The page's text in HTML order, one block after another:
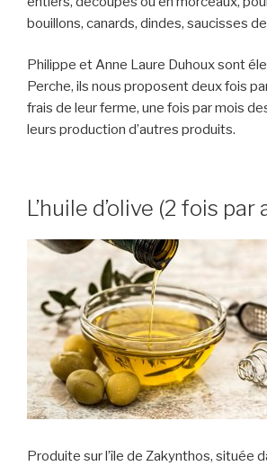
bouillons, canards, dindes, saucisses
Philippe et Anne Laure Duhoux sont
Perche, ils nous proposent deux fois
frais de leur ferme, une fois par mois
leurs production d’autres produits.
L’huile d’olive (2 fois par
Produite sur l’île de Zakynthos, située